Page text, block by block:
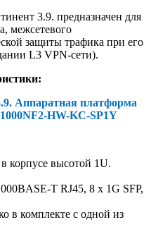
3.9. предназначен для
межсетевого
защиты трафика при его
L3 VPN-сети).
Аппаратная платформа
1000NF2-HW-KC-SP1Y
корпусе высотой 1U.
T RJ45, 8 x 1G SFP,
в комплекте с одной из